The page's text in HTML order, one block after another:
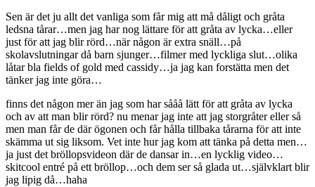
Sen är det ju allt det vanliga som får mig att må dåligt och gråta
ledsna tårar…men jag har nog lättare för att gråta av lycka…eller
just för att jag blir rörd…när någon är extra snäll…på
skolavslutningar då barn sjunger…filmer med lyckliga slut…olika
låtar bla fields of gold med cassidy…ja jag kan forstätta men det
tänker jag inte göra…
finns det någon mer än jag som har sååå lätt för att gråta av lycka
och av att man blir rörd? nu menar jag inte att jag storgråter eller så
men man får de där ögonen och får hålla tillbaka tårarna för att inte
skämma ut sig liksom. Vet inte hur jag kom att tänka på detta men…
ja just det bröllopsvideon där de dansar in…en lycklig video…
skitcool entré på ett bröllop…och dem ser så glada ut…självklart blir
jag lipig då…haha